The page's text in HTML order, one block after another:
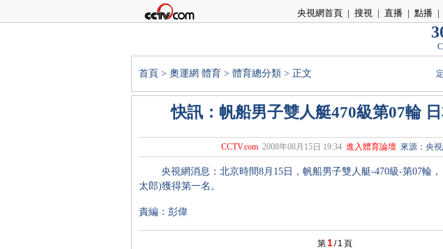
央視網首頁 | 搜視 | 直播 | 點播 |
首頁 > 奧運網 體育 > 體育總分類 > 正文
快訊：帆船男子雙人艇470級第07輪
CCTV.com 2008年08月15日 19:34 進入體育論壇 來源：央
央視網消息：北京時間8月15日，帆船男子雙人艇-470級-第07輪，
太郎)獲得第一名。
責編：彭偉
第 1/ 1 頁